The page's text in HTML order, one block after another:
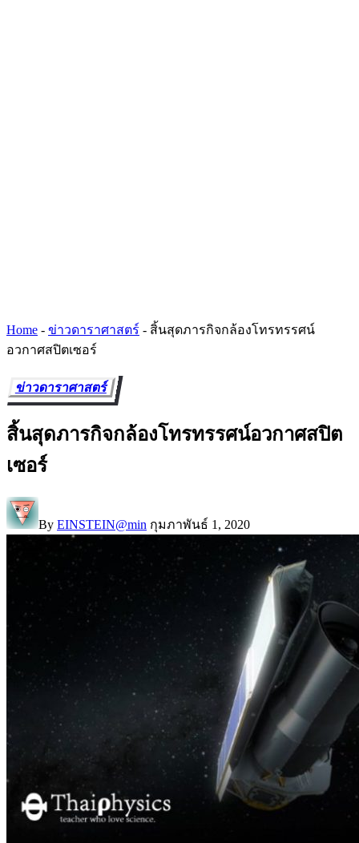
Home - ข่าวดาราศาสตร์ - สิ้นสุดภารกิจกล้องโทรทรรศน์
อวกาศสปิตเซอร์
ข่าวดาราศาสตร์
สิ้นสุดภารกิจกล้องโทรทรรศน์อวกาศสปิต
เซอร์
By EINSTEIN@min กุมภาพันธ์ 1, 2020